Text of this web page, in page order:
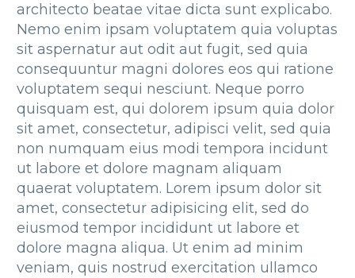
architecto beatae vitae dicta sunt explicabo.
Nemo enim ipsam voluptatem quia voluptas
sit aspernatur aut odit aut fugit, sed quia
consequuntur magni dolores eos qui ratione
voluptatem sequi nesciunt. Neque porro
quisquam est, qui dolorem ipsum quia dolor
sit amet, consectetur, adipisci velit, sed quia
non numquam eius modi tempora incidunt
ut labore et dolore magnam aliquam
quaerat voluptatem. Lorem ipsum dolor sit
amet, consectetur adipisicing elit, sed do
eiusmod tempor incididunt ut labore et
dolore magna aliqua. Ut enim ad minim
veniam, quis nostrud exercitation ullamco